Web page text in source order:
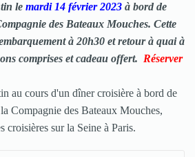
le mardi 14 février 2023 à bord de
des Bateaux Mouches. Cette
à 20h30 et retour à quai à
comprises et cadeau offert. Réserver
au cours d'un dîner croisière à bord de
Compagnie des Bateaux Mouches,
croisières sur la Seine à Paris.